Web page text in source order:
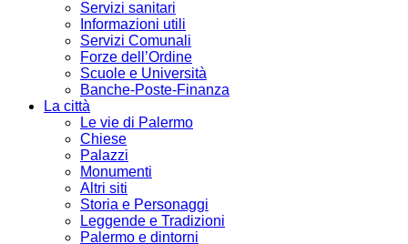
Servizi sanitari
Informazioni utili
Servizi Comunali
Forze dell’Ordine
Scuole e Università
Banche-Poste-Finanza
La città
Le vie di Palermo
Chiese
Palazzi
Monumenti
Altri siti
Storia e Personaggi
Leggende e Tradizioni
Palermo e dintorni